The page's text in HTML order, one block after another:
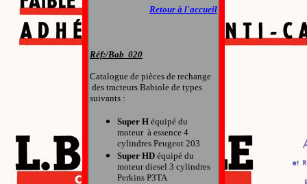
Retour à l'accueil
Réf:/Bab 020
Catalogue de pièces de rechange
des tracteurs Babiole de types
suivants :
Super H équipé du
moteur à essence 4
cylindres Peugeot 203
Super HD équipé du
moteur diesel 3 cylindres
Perkins P3TA